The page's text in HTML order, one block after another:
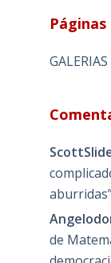
Páginas
de